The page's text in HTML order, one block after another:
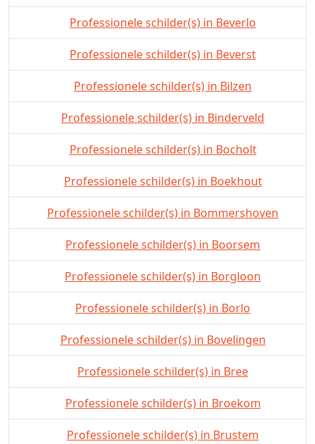
Professionele schilder(s) in Beverlo
Professionele schilder(s) in Beverst
Professionele schilder(s) in Bilzen
Professionele schilder(s) in Binderveld
Professionele schilder(s) in Bocholt
Professionele schilder(s) in Boekhout
Professionele schilder(s) in Bommershoven
Professionele schilder(s) in Boorsem
Professionele schilder(s) in Borgloon
Professionele schilder(s) in Borlo
Professionele schilder(s) in Bovelingen
Professionele schilder(s) in Bree
Professionele schilder(s) in Broekom
Professionele schilder(s) in Brustem